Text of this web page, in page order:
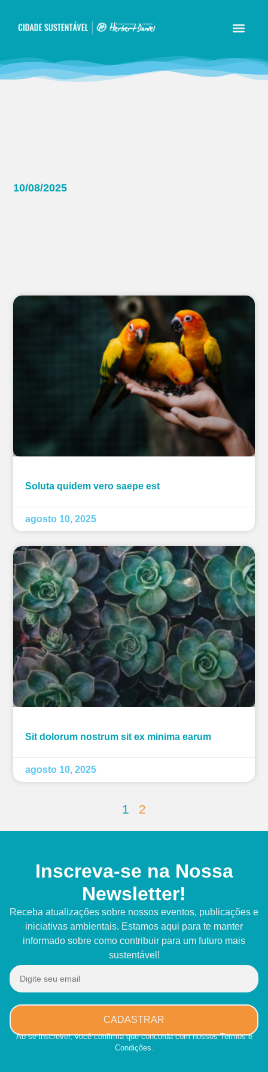
10/08/2025
Soluta quidem vero saepe est
agosto 10, 2025
Sit dolorum nostrum sit ex minima earum
agosto 10, 2025
1 2
Inscreva-se na Nossa
Newsletter!
Receba atualizações sobre nossos eventos, publicações e
iniciativas ambientais. Estamos aqui para te manter
informado sobre como contribuir para um futuro mais
sustentável!
CADASTRAR
Ao se inscrever, você confirma que concorda com nossos Termos e
Condições.